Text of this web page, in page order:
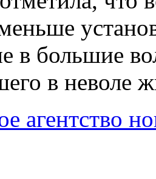
в большие
в неволе
агентство